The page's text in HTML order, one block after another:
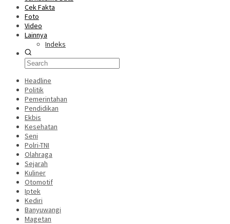
Cek Fakta
Foto
Video
Lainnya
Indeks
Headline
Politik
Pemerintahan
Pendidikan
Ekbis
Kesehatan
Seni
Polri-TNI
Olahraga
Sejarah
Kuliner
Otomotif
Iptek
Kediri
Banyuwangi
Magetan